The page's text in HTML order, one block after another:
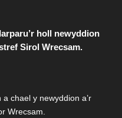
Sirol Wrecsam.
a chael y newyddion a’r
Wrecsam.